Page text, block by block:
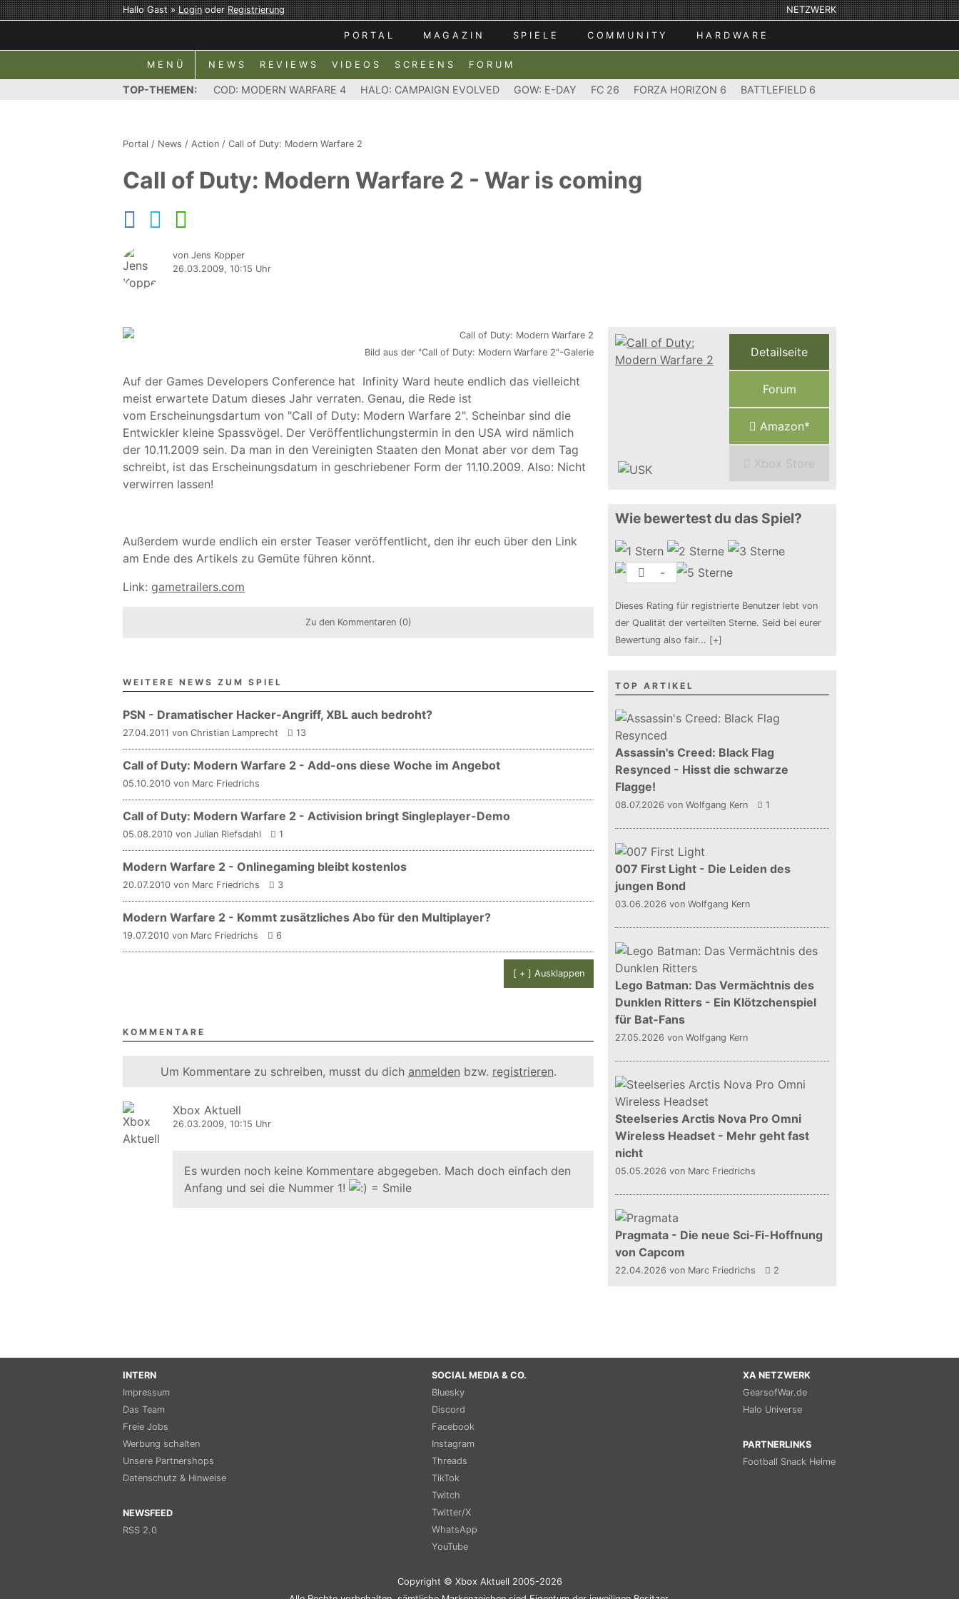
Hallo Gast »LoginoderRegistrierung NETZWERK
PORTAL MAGAZIN SPIELE COMMUNITY HARDWARE
MENÜ NEWS REVIEWS VIDEOS SCREENS FORUM
TOP-THEMEN: COD: MODERN WARFARE 4 HALO: CAMPAIGN EVOLVED GOW: E-DAY FC 26 FORZA HORIZON 6 BATTLEFIELD 6
Portal / News / Action / Call of Duty: Modern Warfare 2
Call of Duty: Modern Warfare 2 - War is coming
von Jens Kopper
26.03.2009, 10:15 Uhr
Bild aus der "Call of Duty: Modern Warfare 2"-Galerie
Auf der Games Developers Conference hat Infinity Ward heute endlich das vielleicht
meist erwartete Datum dieses Jahr verraten. Genau, die Rede ist
vom Erscheinungsdartum von "Call of Duty: Modern Warfare 2". Scheinbar sind die
Entwickler kleine Spassvögel. Der Veröffentlichungstermin in den USA wird nämlich
der 10.11.2009 sein. Da man in den Vereinigten Staaten den Monat aber vor dem Tag
schreibt, ist das Erscheinungsdatum in geschriebener Form der 11.10.2009. Also: Nicht
verwirren lassen!
Außerdem wurde endlich ein erster Teaser veröffentlicht, den ihr euch über den Link
am Ende des Artikels zu Gemüte führen könnt.
Link: gametrailers.com
Zu den Kommentaren (0)
WEITERE NEWS ZUM SPIEL
PSN - Dramatischer Hacker-Angriff, XBL auch bedroht?
27.04.2011 von Christian Lamprecht 13
Call of Duty: Modern Warfare 2 - Add-ons diese Woche im Angebot
05.10.2010 von Marc Friedrichs
Call of Duty: Modern Warfare 2 - Activision bringt Singleplayer-Demo
05.08.2010 von Julian Riefsdahl 1
Modern Warfare 2 - Onlinegaming bleibt kostenlos
20.07.2010 von Marc Friedrichs 3
Modern Warfare 2 - Kommt zusätzliches Abo für den Multiplayer?
19.07.2010 von Marc Friedrichs 6
[ + ] Ausklappen
KOMMENTARE
Um Kommentare zu schreiben, musst du dich anmelden bzw. registrieren.
Xbox Aktuell
26.03.2009, 10:15 Uhr
Es wurden noch keine Kommentare abgegeben. Mach doch einfach den
Anfang und sei die Nummer 1!
Detailseite
Forum
Amazon*
Xbox Store
Wie bewertest du das Spiel?
-
Dieses Rating für registrierte Benutzer lebt von
der Qualität der verteilten Sterne. Seid bei eurer
Bewertung also fair... [+]
TOP ARTIKEL
Assassin's Creed: Black Flag
Resynced - Hisst die schwarze
Flagge!
08.07.2026 von Wolfgang Kern 1
007 First Light - Die Leiden des
jungen Bond
03.06.2026 von Wolfgang Kern
Lego Batman: Das Vermächtnis des
Dunklen Ritters - Ein Klötzchenspiel
für Bat-Fans
27.05.2026 von Wolfgang Kern
Steelseries Arctis Nova Pro Omni
Wireless Headset - Mehr geht fast
nicht
05.05.2026 von Marc Friedrichs
Pragmata - Die neue Sci-Fi-Hoffnung
von Capcom
22.04.2026 von Marc Friedrichs 2
INTERN
Impressum
Das Team
Freie Jobs
Werbung schalten
Unsere Partnershops
Datenschutz & Hinweise
NEWSFEED
RSS 2.0
SOCIAL MEDIA & CO.
Bluesky
Discord
Facebook
Instagram
Threads
TikTok
Twitch
Twitter/X
WhatsApp
YouTube
XA NETZWERK
GearsofWar.de
Halo Universe
PARTNERLINKS
Football Snack Helme
Copyright © Xbox Aktuell 2005-2026